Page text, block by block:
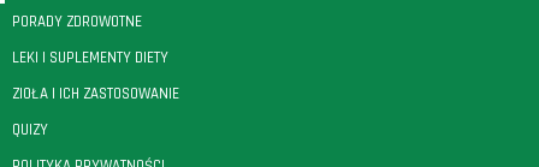
PORADY ZDROWOTNE
LEKI I SUPLEMENTY DIETY
ZIOŁA I ICH ZASTOSOWANIE
QUIZY